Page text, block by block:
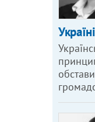
Україні